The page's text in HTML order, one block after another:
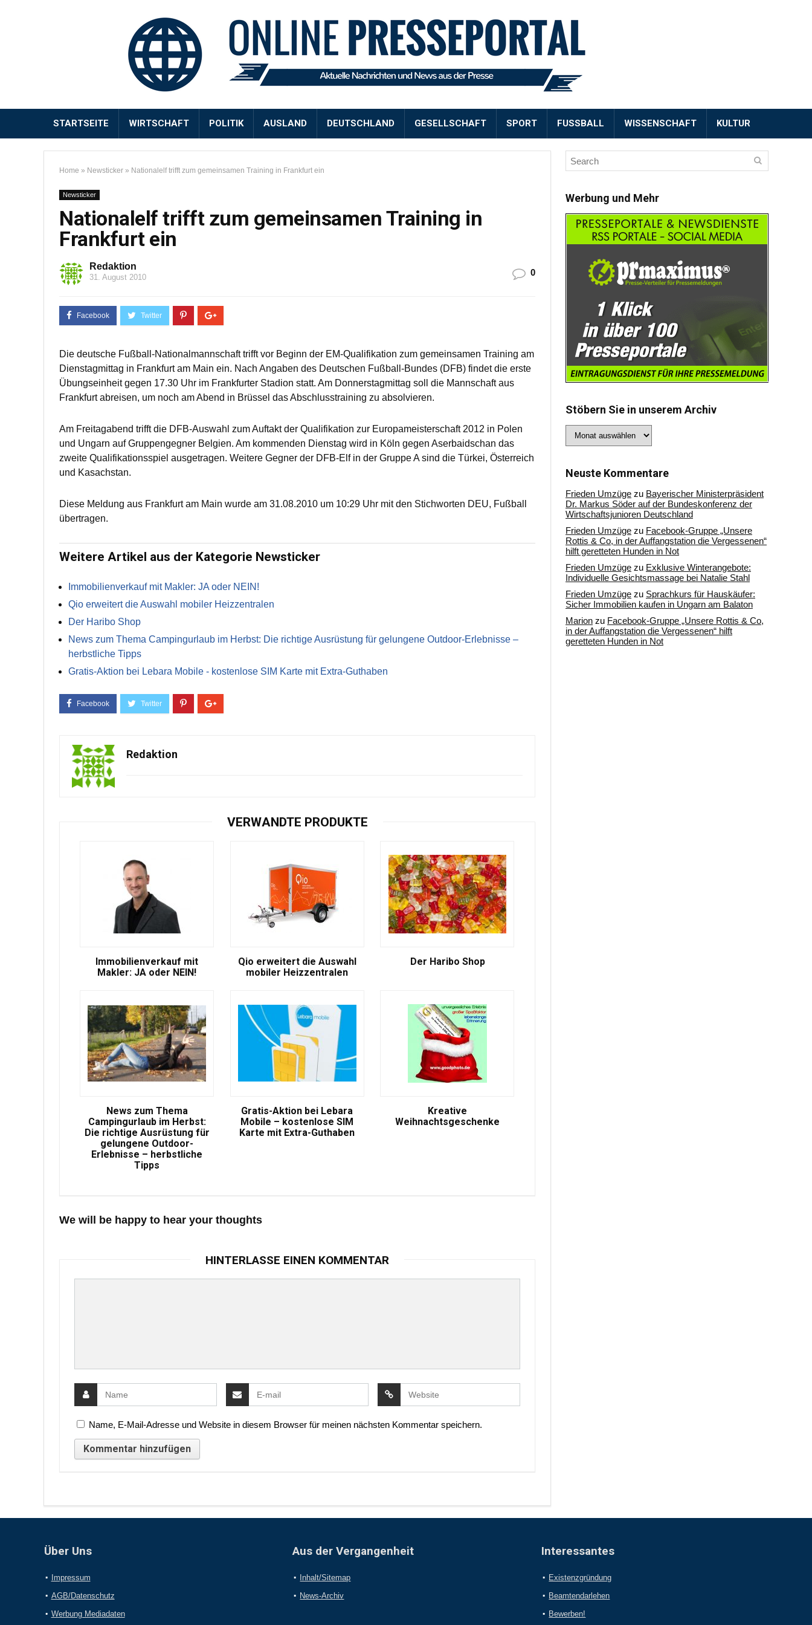
STARTSEITE WIRTSCHAFT POLITIK AUSLAND DEUTSCHLAND GESELLSCHAFT SPORT FUSSBALL WISSENSCHAFT KULTUR
Home » Newsticker » Nationalelf trifft zum gemeinsamen Training in Frankfurt ein
Newsticker
Nationalelf trifft zum gemeinsamen Training in
Frankfurt ein
Redaktion
31. August 2010 0
Die deutsche Fußball-Nationalmannschaft trifft vor Beginn der EM-Qualifikation zum gemeinsamen Training am
Dienstagmittag in Frankfurt am Main ein. Nach Angaben des Deutschen Fußball-Bundes (DFB) findet die erste
Übungseinheit gegen 17.30 Uhr im Frankfurter Stadion statt. Am Donnerstagmittag soll die Mannschaft aus
Frankfurt abreisen, um noch am Abend in Brüssel das Abschlusstraining zu absolvieren.
Am Freitagabend trifft die DFB-Auswahl zum Auftakt der Qualifikation zur Europameisterschaft 2012 in Polen
und Ungarn auf Gruppengegner Belgien. Am kommenden Dienstag wird in Köln gegen Aserbaidschan das
zweite Qualifikationsspiel ausgetragen. Weitere Gegner der DFB-Elf in der Gruppe A sind die Türkei, Österreich
und Kasachstan.
Diese Meldung aus Frankfurt am Main wurde am 31.08.2010 um 10:29 Uhr mit den Stichworten DEU, Fußball
übertragen.
Weitere Artikel aus der Kategorie Newsticker
Immobilienverkauf mit Makler: JA oder NEIN!
Qio erweitert die Auswahl mobiler Heizzentralen
Der Haribo Shop
News zum Thema Campingurlaub im Herbst: Die richtige Ausrüstung für gelungene Outdoor-Erlebnisse –
herbstliche Tipps
Gratis-Aktion bei Lebara Mobile - kostenlose SIM Karte mit Extra-Guthaben
Redaktion
VERWANDTE PRODUKTE
Immobilienverkauf mit
Makler: JA oder NEIN!
Qio erweitert die Auswahl
mobiler Heizzentralen
Der Haribo Shop
News zum Thema
Campingurlaub im Herbst:
Die richtige Ausrüstung für
gelungene Outdoor-
Erlebnisse – herbstliche
Tipps
Gratis-Aktion bei Lebara
Mobile – kostenlose SIM
Karte mit Extra-Guthaben
Kreative
Weihnachtsgeschenke
We will be happy to hear your thoughts
HINTERLASSE EINEN KOMMENTAR
Name, E-Mail-Adresse und Website in diesem Browser für meinen nächsten Kommentar speichern.
Werbung und Mehr
Stöbern Sie in unserem Archiv
Sie
Archiv
Neuste Kommentare
Frieden Umzüge zu Bayerischer Ministerpräsident
Dr. Markus Söder auf der Bundeskonferenz der
Wirtschaftsjunioren Deutschland
Frieden Umzüge zu Facebook-Gruppe „Unsere
Rottis & Co, in der Auffangstation die Vergessenen“
hilft geretteten Hunden in Not
Frieden Umzüge zu Exklusive Winterangebote:
Individuelle Gesichtsmassage bei Natalie Stahl
Frieden Umzüge zu Sprachkurs für Hauskäufer:
Sicher Immobilien kaufen in Ungarn am Balaton
Marion zu Facebook-Gruppe „Unsere Rottis & Co,
in der Auffangstation die Vergessenen“ hilft
geretteten Hunden in Not
Über Uns
Impressum
AGB/Datenschutz
Werbung Mediadaten
Aus der Vergangenheit
Inhalt/Sitemap
News-Archiv
Interessantes
Existenzgründung
Beamtendarlehen
Bewerben!